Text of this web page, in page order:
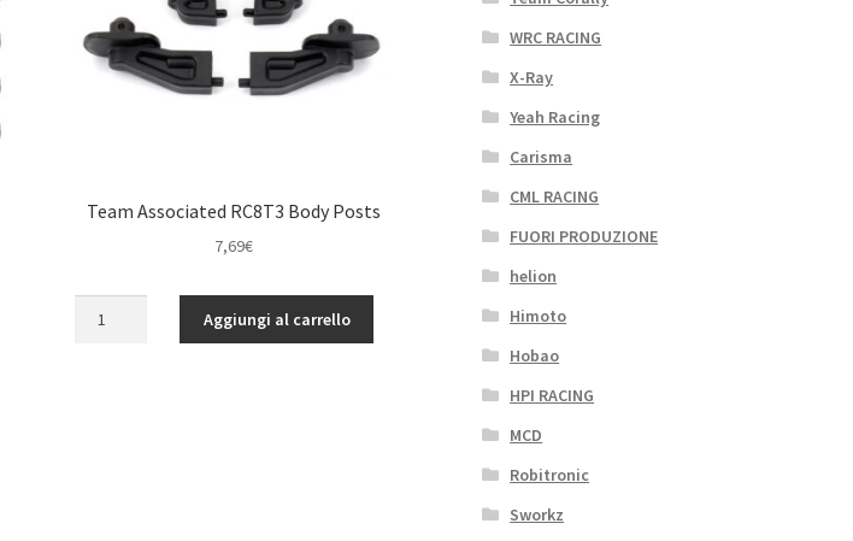
Team Associated RC8T3 Body Posts
7,69€
Aggiungi al carrello
WRC RACING
X-Ray
Yeah Racing
Carisma
CML RACING
FUORI PRODUZIONE
helion
Himoto
Hobao
HPI RACING
MCD
Robitronic
Sworkz